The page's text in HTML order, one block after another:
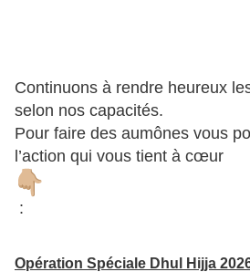
Continuons à rendre heureux
selon nos capacités.
Pour faire des aumônes vous
l’action qui vous tient à cœur
:
Opération Spéciale Dhul Hijja